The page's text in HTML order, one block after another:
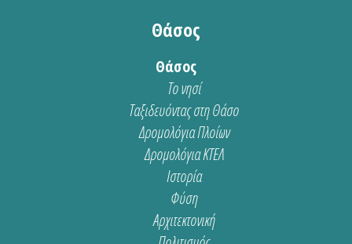
Θάσος
Θάσος
Το νησί
Ταξιδευόντας στη Θάσο
Δρομολόγια Πλοίων
Δρομολόγια ΚΤΕΛ
Ιστορία
Φύση
Αρχιτεκτονική